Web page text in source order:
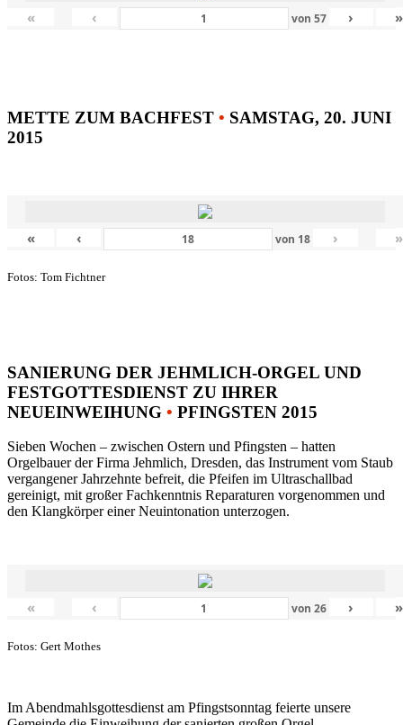
« ‹ von 57 › »
METTE ZUM BACHFEST • SAMSTAG, 20. JUNI
2015
« ‹ von 18 › »
Fotos: Tom Fichtner
SANIERUNG DER JEHMLICH-ORGEL UND
FESTGOTTESDIENST ZU IHRER
NEUEINWEIHUNG • PFINGSTEN 2015
Sieben Wochen – zwischen Ostern und Pfingsten – hatten
Orgelbauer der Firma Jehmlich, Dresden, das Instrument vom Staub
vergangener Jahrzehnte befreit, die Pfeifen im Ultraschallbad
gereinigt, mit großer Fachkenntnis Reparaturen vorgenommen und
den Klangkörper einer Neuintonation unterzogen.
« ‹ von 26 › »
Fotos: Gert Mothes
Im Abendmahlsgottesdienst am Pfingstsonntag feierte unsere